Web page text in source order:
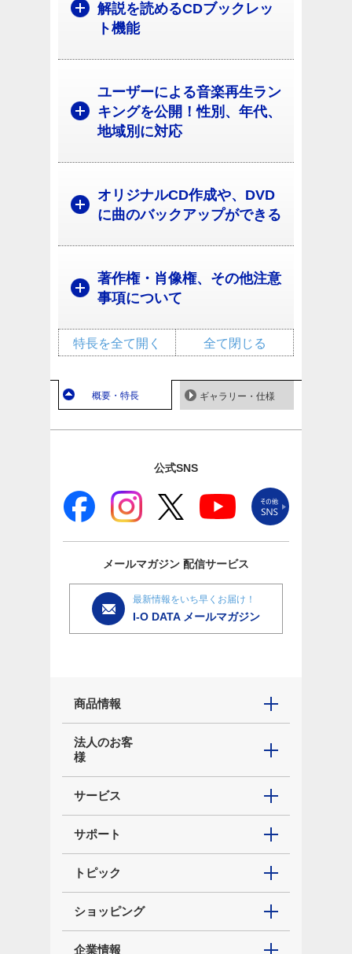
解説を読めるCDブックレッ
ト機能
ユーザーによる音楽再生ラン
キングを公開！性別、年代、
地域別に対応
オリジナルCD作成や、DVD
に曲のバックアップができる
著作権・肖像権、その他注意
事項について
全て閉じる
特長を全て開く
概要・特長 ギャラリー・仕様
公式SNS
メールマガジン 配信サービス
最新情報をいち早くお届け！
I-O DATA メールマガジン
商品情報
法人のお客
様
サービス
サポート
トピック
ショッピング
企業情報